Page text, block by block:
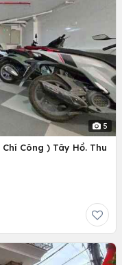
5
Công ) Tây Hồ. Thu